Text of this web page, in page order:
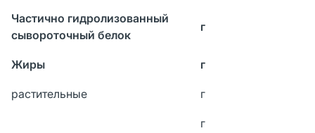
Частично гидролизованный
сывороточный белок
г
Жиры г
растительные г
г